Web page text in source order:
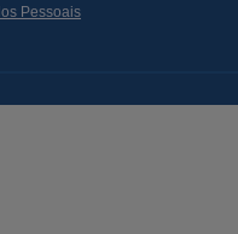
Pessoais